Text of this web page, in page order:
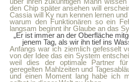
den Chip später ansehen will
Cassia will Ky nun kennen lernen
warum den Funktionären so ein
langsam beginnt ihr Glaube an das
„Er ist immer an der Oberfläche
jenem Tag, als wir ihn tief ins
Anfangs war ich ziemlich gefesselt
von der Idee das ein System
weil dies der optimale Partner
geregelten Mahlzeiten und
und einen Moment lang habe ich